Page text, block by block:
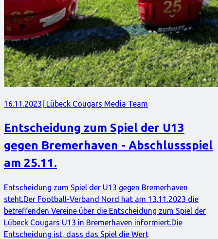
16.11.2023 | Lübeck Cougars Media Team
Entscheidung zum Spiel der U13
gegen Bremerhaven - Abschlussspiel
am 25.11.
Entscheidung zum Spiel der U13 gegen Bremerhaven
steht.Der Football-Verband Nord hat am 13.11.2023 die
betreffenden Vereine über die Entscheidung zum Spiel der
Lübeck Cougars U13 in Bremerhaven informiert.Die
Entscheidung ist, dass das Spiel die Wert